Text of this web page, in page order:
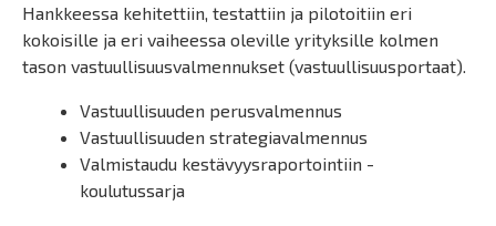
Hankkeessa kehitettiin, testattiin ja pilotoitiin eri
kokoisille ja eri vaiheessa oleville yrityksille kolmen
tason vastuullisuusvalmennukset (vastuullisuusportaat).
Vastuullisuuden perusvalmennus
Vastuullisuuden strategiavalmennus
Valmistaudu kestävyysraportointiin -
koulutussarja